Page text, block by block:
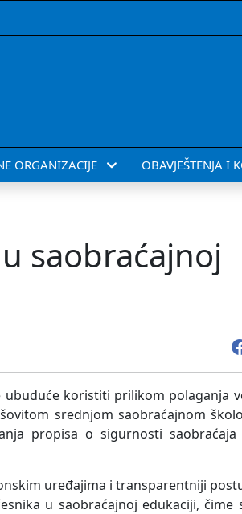
ORGANIZACIJE OBAVJEŠTENJA I
saobraćajnoj
koristiti prilikom polaganja
srednjom saobraćajnom
propisa o sigurnosti
uređajima i transparentniji
u saobraćajnoj edukaciji, čime